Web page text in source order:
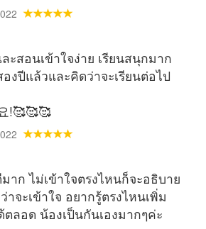
ะสอนเข้าใจง่าย เรียนสนุกมาก
องปีแล้วและคิดว่าจะเรียนต่อไป
!🥰🥰🥰
าก ไม่เข้าใจตรงไหนก็จะอธิบาย
จะเข้าใจ อยากรู้ตรงไหนเพิ่ม
ลอด น้องเป็นกันเองมากๆค่ะ